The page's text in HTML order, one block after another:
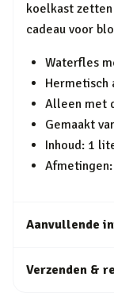
koelkast
cadeau voor
Waterfles
Hermetisch
Alleen met
Gemaakt
Inhoud: 1
Aanvullende
Verzenden &